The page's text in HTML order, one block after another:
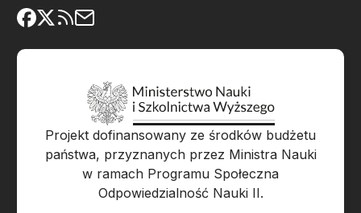
Projekt dofinansowany ze środków budżetu
państwa, przyznanych przez Ministra Nauki
w ramach Programu Społeczna
Odpowiedzialność Nauki II.